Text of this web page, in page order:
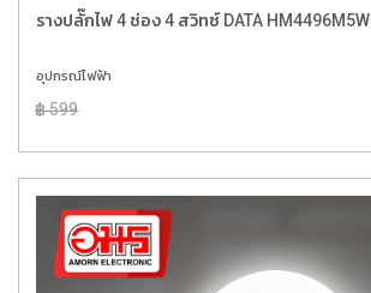
รางปลั๊กไฟ 4 ช่อง 4 สวิทซ์ DATA
อุปกรณ์ไฟฟ้า
฿ 599